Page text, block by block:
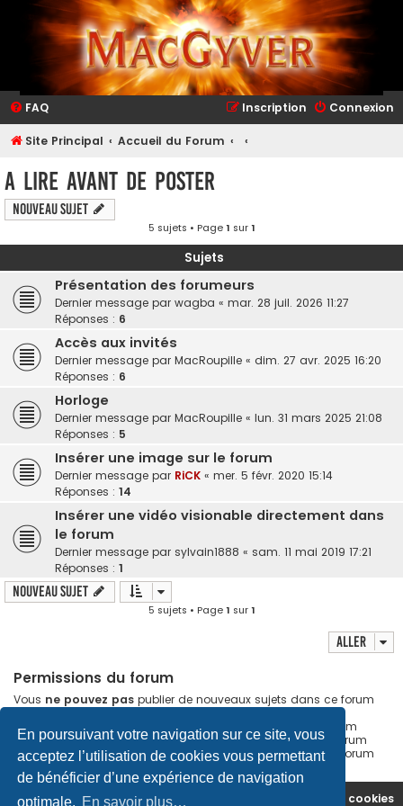
En poursuivant votre navigation sur ce site, vous
acceptez l’utilisation de cookies vous permettant
de bénéficier d’une expérience de navigation
optimale. En savoir plus…
FAQ Connexion
Inscription
Site Principal Accueil du Forum
A Lire avant de Poster
Nouveau sujet
5 sujets • Page1 sur1
Sujets
Présentation des forumeurs
Dernier message par wagba « mar. 28 juil. 2026 11:27
Réponses : 6
Accès aux invités
Dernier message par MacRoupille « dim. 27 avr. 2025 16:20
Réponses : 6
Horloge
Dernier message par MacRoupille « lun. 31 mars 2025 21:08
Réponses : 5
Insérer une image sur le forum
Dernier message par RiCK « mer. 5 févr. 2020 15:14
Réponses : 14
Insérer une vidéo visionable directement dans
le forum
Dernier message par sylvain1888 « sam. 11 mai 2019 17:21
Réponses : 1
Nouveau sujet
5 sujets • Page1 sur1
Aller
Permissions du forum
Vous ne pouvez pas publier de nouveaux sujets dans ce forum
Vous
ne pouvez pasmodifier vos messages dans ce forum
Vousne pouvez passupprimer vos messages dans ce forum
Vousne pouvez pastransférer de pièces jointes dans ce forum
Site Principal Accueil du Forum Supprimer les cookies